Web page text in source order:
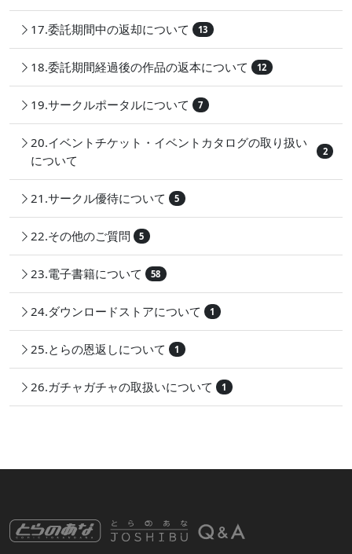
17.委託期間中の返却について 13
18.委託期間経過後の作品の返本について 12
19.サークルポータルについて 7
20.イベントチケット・イベントカタログの取り扱い
について
2
21.サークル優待について 5
22.その他のご質問 5
23.電子書籍について 58
24.ダウンロードストアについて 1
25.とらの恩返しについて 1
26.ガチャガチャの取扱いについて 1